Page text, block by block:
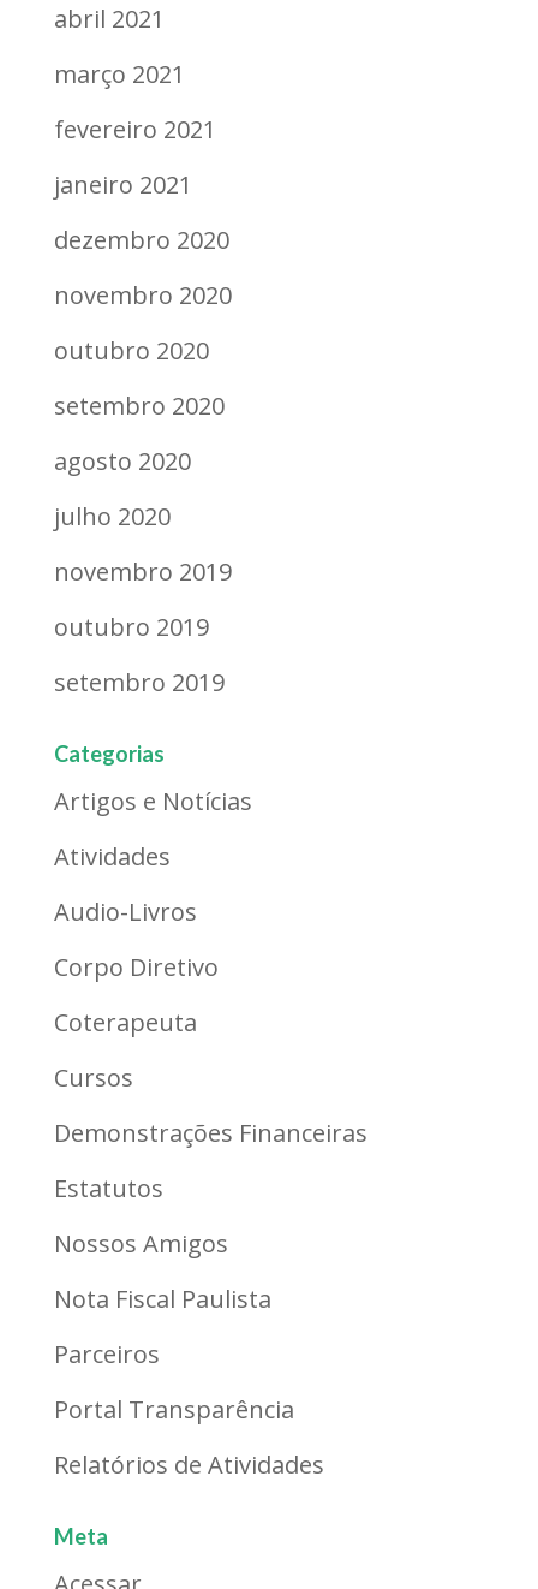
abril 2021
março 2021
fevereiro 2021
janeiro 2021
dezembro 2020
novembro 2020
outubro 2020
setembro 2020
agosto 2020
julho 2020
novembro 2019
outubro 2019
setembro 2019
Categorias
Artigos e Notícias
Atividades
Audio-Livros
Corpo Diretivo
Coterapeuta
Cursos
Demonstrações Financeiras
Estatutos
Nossos Amigos
Nota Fiscal Paulista
Parceiros
Portal Transparência
Relatórios de Atividades
Meta